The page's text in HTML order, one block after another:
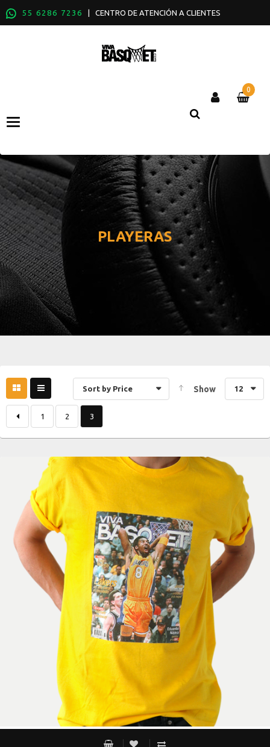
55 6286 7236 | CENTRO DE ATENCIÓN A CLIENTES
Categories
0
PLAYERAS
Sort by Price Show 12
1 2 3